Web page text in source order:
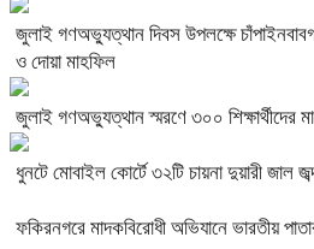
জুলাই গণঅভ্যুত্থান দিবস উপলক্ষে
ও দোয়া মাহফিল
জুলাই গণঅভ্যুত্থান স্মরণে ৩০০ শিক্ষার্থীদের
ধুনটে মোবাইল কোর্টে ৩২টি চায়না দুয়ারী জাল
ফকিরনগরে মাদকবিরোধী অভিযানে ভারতীয়